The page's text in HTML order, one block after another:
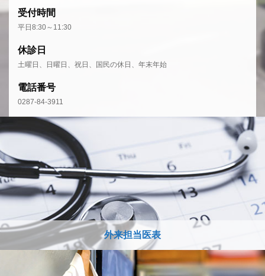
受付時間
平日8:30～11:30
休診日
土曜日、日曜日、祝日、国民の休日、年末年始
電話番号
0287-84-3911
外来担当医表